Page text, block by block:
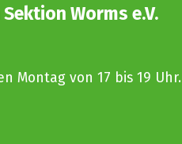
Worms e.V.
Montag von 17 bis 19 Uhr.